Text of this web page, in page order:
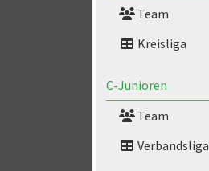
Team
Kreisliga
C-Junioren
Team
Verbandsliga